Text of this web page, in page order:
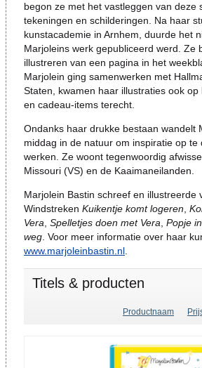
begon ze met het vastleggen van deze
tekeningen en schilderingen. Na haar
kunstacademie in Arnhem, duurde het
Marjoleins werk gepubliceerd werd. Ze
illustreren van een pagina in het
Marjolein ging samenwerken met
Staten, kwamen haar illustraties ook
en cadeau-items terecht.
Ondanks haar drukke bestaan wandelt
middag in de natuur om inspiratie op te
werken. Ze woont tegenwoordig
Missouri (VS) en de Kaaimaneilanden.
Marjolein Bastin schreef en illustreerde
Windstreken Kuikentje komt logeren,
Vera, Spelletjes doen met Vera, Popje
weg. Voor meer informatie over haar
www.marjoleinbastin.nl.
Titels & producten
Productnaam